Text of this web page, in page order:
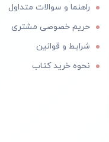
راهنما و سوالات متداول
حریم خصوصی مشتری
شرایط و قوانین
نحوه خرید کتاب